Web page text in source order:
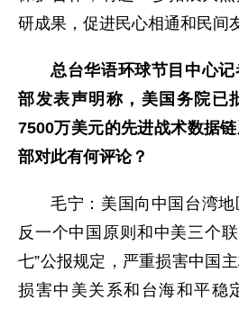
研成果，促进民心相通和民间
总台华语环球节目中心
部发表声明称，美国务院已
7500万美元的先进战术数据
部对此有何评论？
毛宁：美国向中国台湾
反一个中国原则和中美三个
七”公报规定，严重损害中国
损害中美关系和台海和平稳